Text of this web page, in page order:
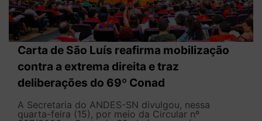
Carta de São Luís reafirma mobilização
contra a extrema direita e traz
deliberações do 69º Conad
A Secretaria do ANDES-SN divulgou, nessa
quarta-feira (15), por meio da Circular nº